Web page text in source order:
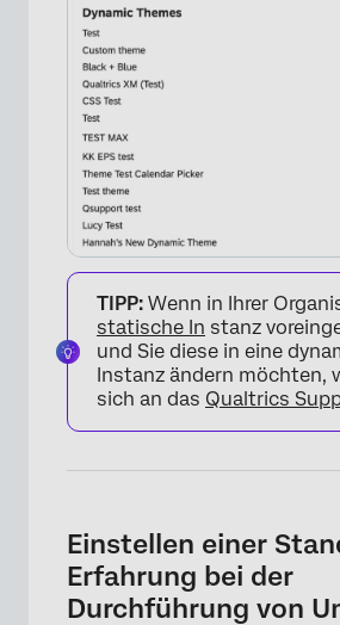
TIPP: Wenn in Ihrer
statische In stanz
und Sie diese in eine
Instanz ändern möchten,
sich an das Qualtrics
Einstellen einer
Erfahrung bei der
Durchführung von